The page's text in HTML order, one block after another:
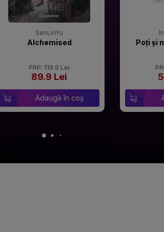
SenLinYu
Alchemised
PRP: 119.9 Lei
89.9 Lei
Adaugă în coș
Poți și